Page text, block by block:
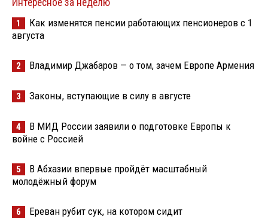
1
Как изменятся пенсии работающих пенсионеров с 1
августа
2 Владимир Джабаров — о том, зачем Европе Армения
3 Законы, вступающие в силу в августе
4
В МИД России заявили о подготовке Европы к
войне с Россией
5
В Абхазии впервые пройдёт масштабный
молодёжный форум
6 Ереван рубит сук, на котором сидит